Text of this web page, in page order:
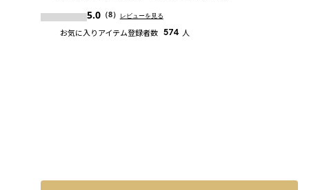
5.0（8） レビューを見る
お気に入りアイテム登録者数 574 人